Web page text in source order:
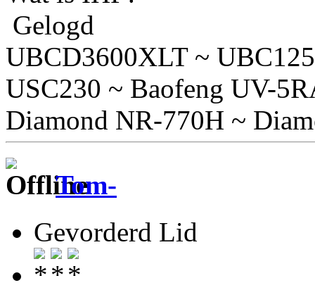
Gelogd
UBCD3600XLT ~
USC230 ~ Baofeng UV-
Diamond NR-770H ~
Tom-
Gevorderd Lid